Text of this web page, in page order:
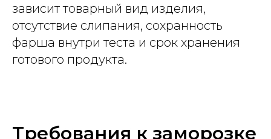
зависит товарный вид изделия,
отсутствие слипания, сохранность
фарша внутри теста и срок хранения
готового продукта.
Требования к заморозке